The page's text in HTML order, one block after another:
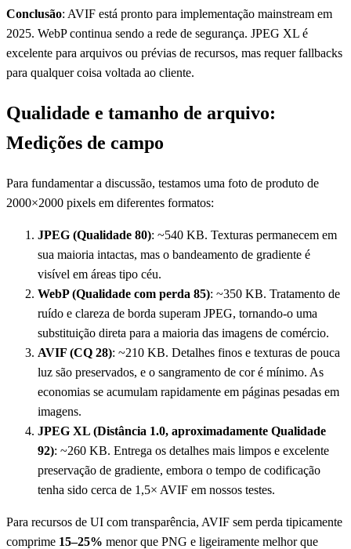
Conclusão: AVIF está pronto para implementação mainstream em
2025. WebP continua sendo a rede de segurança. JPEG XL é
excelente para arquivos ou prévias de recursos, mas requer fallbacks
para qualquer coisa voltada ao cliente.
Qualidade e tamanho de arquivo:
Medições de campo
Para fundamentar a discussão, testamos uma foto de produto de
2000×2000 pixels em diferentes formatos:
JPEG (Qualidade 80): ~540 KB. Texturas permanecem em
sua maioria intactas, mas o bandeamento de gradiente é
visível em áreas tipo céu.
WebP (Qualidade com perda 85): ~350 KB. Tratamento de
ruído e clareza de borda superam JPEG, tornando-o uma
substituição direta para a maioria das imagens de comércio.
AVIF (CQ 28): ~210 KB. Detalhes finos e texturas de pouca
luz são preservados, e o sangramento de cor é mínimo. As
economias se acumulam rapidamente em páginas pesadas em
imagens.
JPEG XL (Distância 1.0, aproximadamente Qualidade
92): ~260 KB. Entrega os detalhes mais limpos e excelente
preservação de gradiente, embora o tempo de codificação
tenha sido cerca de 1,5× AVIF em nossos testes.
Para recursos de UI com transparência, AVIF sem perda tipicamente
comprime 15–25% menor que PNG e ligeiramente melhor que